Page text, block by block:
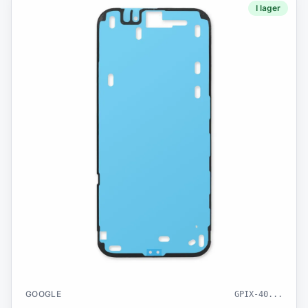
I lager
GOOGLE GPIX-40 ...